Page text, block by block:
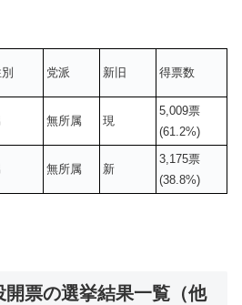
党派 新旧 得票数
無所属 現
5,009票
(61.2%)
無所属 新
3,175票
(38.8%)
開票の選挙結果一覧（他